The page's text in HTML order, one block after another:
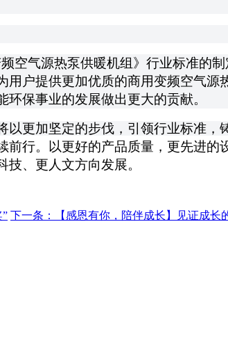
频空气源热泵供暖机组》行业标准
用户提供更加优质的商用变频空气
保事业的发展做出更大的贡献。
更加坚定的步伐，引领行业标准，
前行。以更好的产品质量，更先进
、更人文方向发展。
下一条：【感恩有你，陪伴成长】见证成长